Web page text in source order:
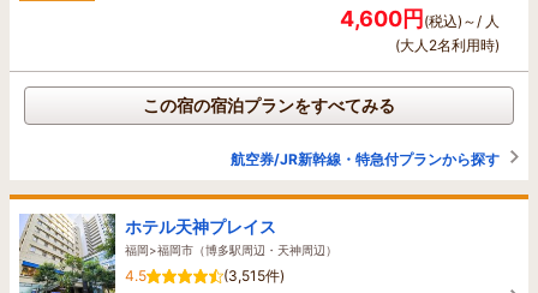
4,600円(税込)～/ 人
(大人2名利用時)
この宿の宿泊プランをすべてみる
航空券/JR新幹線・特急付プランから探す
ホテル天神プレイス
福岡>福岡市（博多駅周辺・天神周辺）
4.5
(3,515件)